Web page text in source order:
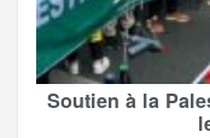
Soutien à la